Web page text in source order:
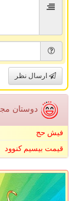
ارسال نظر
دوستان
فیش حج
قیمت بیسیم کنوود